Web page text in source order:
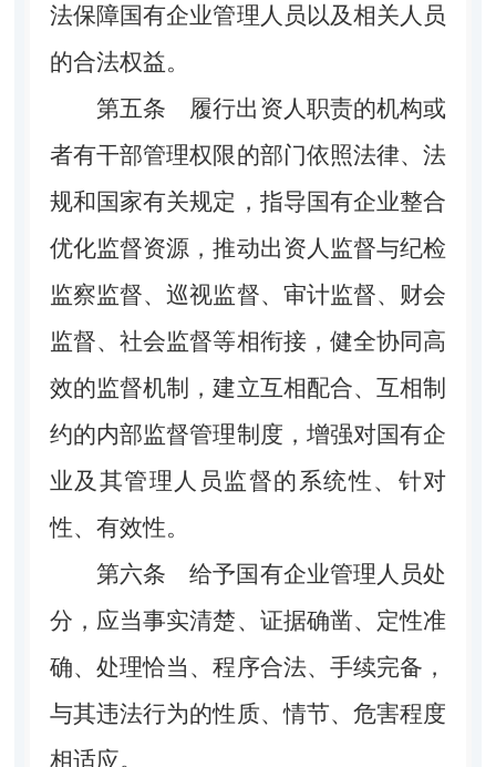
法保障国有企业管理人员以及相关人员
的合法权益。
第五条 履行出资人职责的机构或
者有干部管理权限的部门依照法律、法
规和国家有关规定，指导国有企业整合
优化监督资源，推动出资人监督与纪检
监察监督、巡视监督、审计监督、财会
监督、社会监督等相衔接，健全协同高
效的监督机制，建立互相配合、互相制
约的内部监督管理制度，增强对国有企
业及其管理人员监督的系统性、针对
性、有效性。
第六条 给予国有企业管理人员处
分，应当事实清楚、证据确凿、定性准
确、处理恰当、程序合法、手续完备，
与其违法行为的性质、情节、危害程度
相适应。